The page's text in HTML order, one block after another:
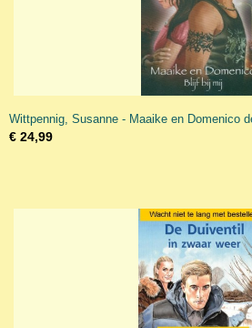
Wittpennig, Susanne - Maaike en Domenico
€ 24,99